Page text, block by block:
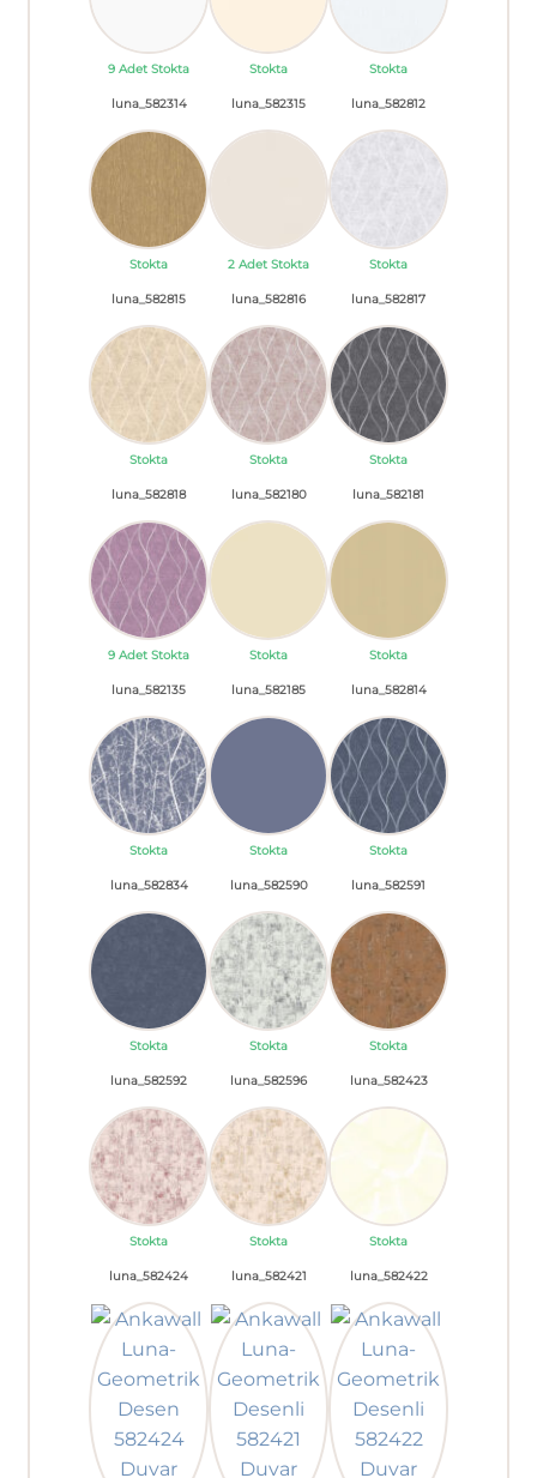
9 Adet Stokta Stokta Stokta
luna_582314
Stokta
luna_582315
2 Adet Stokta
luna_582812
Stokta
luna_582815
Stokta
luna_582816
Stokta
luna_582817
Stokta
luna_582818
9 Adet Stokta
luna_582180
Stokta
luna_582181
Stokta
luna_582135
Stokta
luna_582185
Stokta
luna_582814
Stokta
luna_582834
Stokta
luna_582590
Stokta
luna_582591
Stokta
luna_582592
Stokta
luna_582596
Stokta
luna_582423
Stokta
luna_582424 luna_582421 luna_582422